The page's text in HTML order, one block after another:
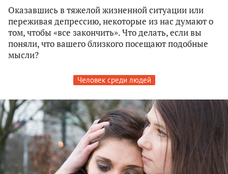
Оказавшись в тяжелой жизненной ситуации или
переживая депрессию, некоторые из нас думают о
том, чтобы «все закончить». Что делать, если вы
поняли, что вашего близкого посещают подобные
мысли?
Человек среди людей